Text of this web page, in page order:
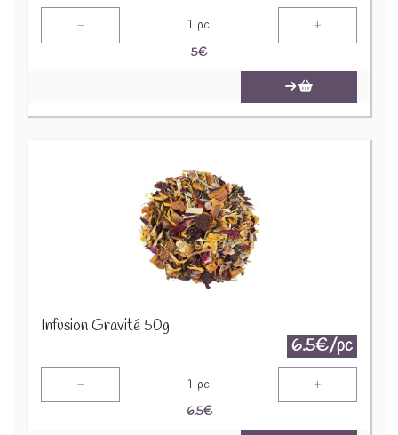
- 1 pc +
5€
Infusion Gravité 50g
6.5€/pc
- 1 pc +
6.5€